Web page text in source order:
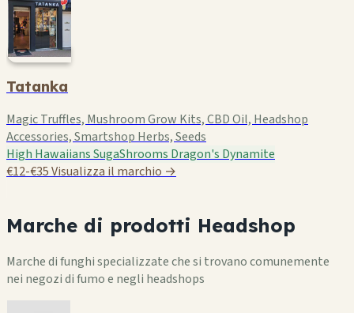
Tatanka
Magic Truffles, Mushroom Grow Kits, CBD Oil, Headshop
Accessories, Smartshop Herbs, Seeds
High HawaiiansSugaShrooms Dragon's Dynamite
€12-€35Visualizza il marchio →
Marche di prodotti Headshop
Marche di funghi specializzate che si trovano comunemente
nei negozi di fumo e negli headshops